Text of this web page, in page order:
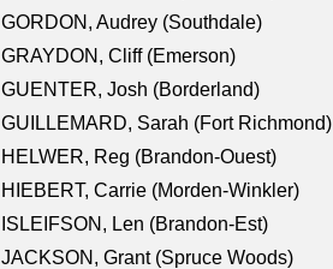
GORDON, Audrey (Southdale)
GRAYDON, Cliff (Emerson)
GUENTER, Josh (Borderland)
GUILLEMARD, Sarah (Fort Richmond)
HELWER, Reg (Brandon-Ouest)
HIEBERT, Carrie (Morden-Winkler)
ISLEIFSON, Len (Brandon-Est)
JACKSON, Grant (Spruce Woods)